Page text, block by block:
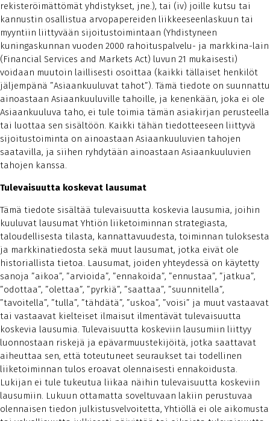
rekisteröimättömät yhdistykset, jne.), tai (iv) joille kutsu tai
kannustin osallistua arvopapereiden liikkeeseenlaskuun tai
myyntiin liittyvään sijoitustoimintaan (Yhdistyneen
kuningaskunnan vuoden 2000 rahoituspalvelu- ja markkina-lain
(Financial Services and Markets Act) luvun 21 mukaisesti)
voidaan muutoin laillisesti osoittaa (kaikki tällaiset henkilöt
jäljempänä ”Asiaankuuluvat tahot”). Tämä tiedote on suunnattu
ainoastaan Asiaankuuluville tahoille, ja kenenkään, joka ei ole
Asiaankuuluva taho, ei tule toimia tämän asiakirjan perusteella
tai luottaa sen sisältöön. Kaikki tähän tiedotteeseen liittyvä
sijoitustoiminta on ainoastaan Asiaankuuluvien tahojen
saatavilla, ja siihen ryhdytään ainoastaan Asiaankuuluvien
tahojen kanssa.
Tulevaisuutta koskevat lausumat
Tämä tiedote sisältää tulevaisuutta koskevia lausumia, joihin
kuuluvat lausumat Yhtiön liiketoiminnan strategiasta,
taloudellisesta tilasta, kannattavuudesta, toiminnan tuloksesta
ja markkinatiedosta sekä muut lausumat, jotka eivät ole
historiallista tietoa. Lausumat, joiden yhteydessä on käytetty
sanoja ”aikoa”, ”arvioida”, ”ennakoida”, ”ennustaa”, ”jatkua”,
”odottaa”, ”olettaa”, ”pyrkiä”, ”saattaa”, ”suunnitella”,
”tavoitella”, ”tulla”, ”tähdätä”, ”uskoa”, ”voisi” ja muut vastaavat
tai vastaavat kielteiset ilmaisut ilmentävät tulevaisuutta
koskevia lausumia. Tulevaisuutta koskeviin lausumiin liittyy
luonnostaan riskejä ja epävarmuustekijöitä, jotka saattavat
aiheuttaa sen, että toteutuneet seuraukset tai todellinen
liiketoiminnan tulos eroavat olennaisesti ennakoidusta.
Lukijan ei tule tukeutua liikaa näihin tulevaisuutta koskeviin
lausumiin. Lukuun ottamatta soveltuvaan lakiin perustuvaa
olennaisen tiedon julkistusvelvoitetta, Yhtiöllä ei ole aikomusta